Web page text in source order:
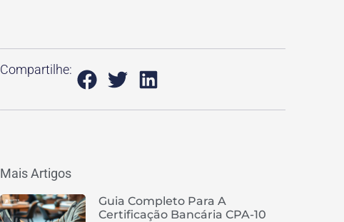
Compartilhe:
Mais Artigos
Guia Completo Para A
Certificação Bancária CPA-10